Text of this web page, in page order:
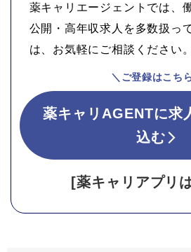
薬キャリエージェントでは、
公開・高年収求人を多数扱っ
は、お気軽にご相談ください。
＼ご登録はこち
薬キャリAGENTに求
込む
[薬キャリアプリ